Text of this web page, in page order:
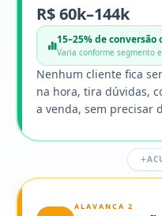
R$ 60k–144k
15–25% de conversão
Varia conforme segmento
Nenhum cliente fica
na hora, tira dúvidas,
a venda, sem precisar
ALAVANCA 2